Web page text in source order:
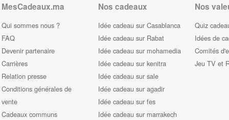
MesCadeaux.ma
Qui sommes nous ?
FAQ
Devenir partenaire
Carrières
Relation presse
Conditions générales de
vente
Cadeaux communs
Nos cadeaux
Idée cadeau sur Casablanca
Idée cadeau sur Rabat
Idée cadeau sur mohamedia
Idée cadeau sur kenitra
Idée cadeau sur sale
Idée cadeau sur agadir
Idée cadeau sur fes
Idée cadeau sur marrakech
Nos
Quiz
Idées de
Comités
Jeu TV et